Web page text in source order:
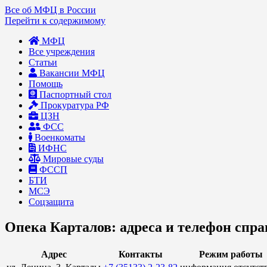
Все об МФЦ в России
Перейти к содержимому
МФЦ
Все учреждения
Статьи
Вакансии МФЦ
Помощь
Паспортный стол
Прокуратура РФ
ЦЗН
ФСС
Военкоматы
ИФНС
Мировые суды
ФССП
БТИ
МСЭ
Соцзащита
Опека Карталов: адреса и телефон
Адрес Контакты
Режим работы